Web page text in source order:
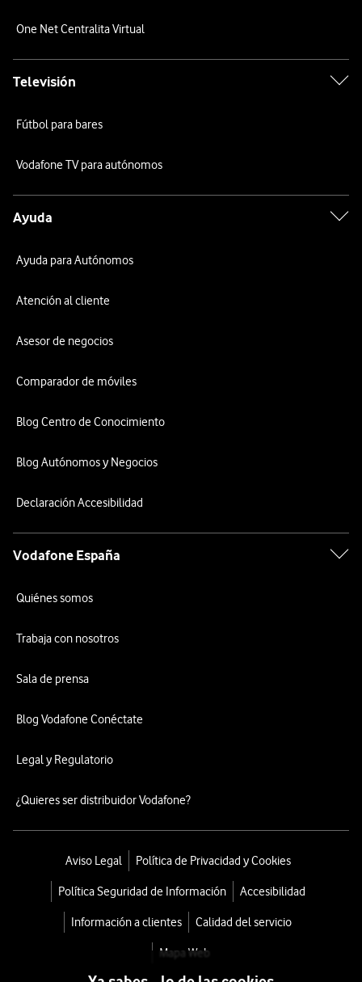
One Net Centralita Virtual
Televisión
Fútbol para bares
Vodafone TV para autónomos
Ayuda
Ayuda para Autónomos
Atención al cliente
Asesor de negocios
Comparador de móviles
Blog Centro de Conocimiento
Blog Autónomos y Negocios
Declaración Accesibilidad
Vodafone España
Quiénes somos
Trabaja con nosotros
Sala de prensa
Blog Vodafone Conéctate
Legal y Regulatorio
¿Quieres ser distribuidor Vodafone?
Aviso Legal Política de Privacidad y Cookies
Política Seguridad de Información Accesibilidad
Información a clientes Calidad del servicio
Mapa Web